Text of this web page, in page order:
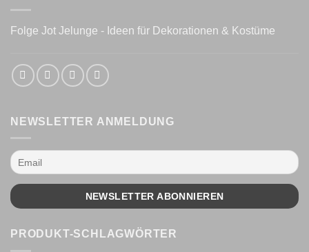
Folge Jot Jelunge - Ideen für Dekorationen & Kostüme
NEWSLETTER ANMELDUNG
PRODUKT-SCHLAGWÖRTER